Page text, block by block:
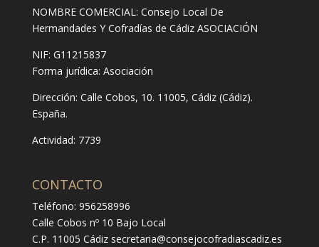
NOMBRE COMERCIAL: Consejo Local De
Hermandades Y Cofradías de Cádiz ASOCIACIÓN
NIF: G11215837
Forma jurídica: Asociación
Dirección: Calle Cobos, 10. 11005, Cádiz (Cádiz).
España.
Actividad: 7739
CONTACTO
Teléfono: 956258996
Calle Cobos nº 10 Bajo Local
C.P. 11005 Cádiz secretaria@consejocofradiascadiz.es